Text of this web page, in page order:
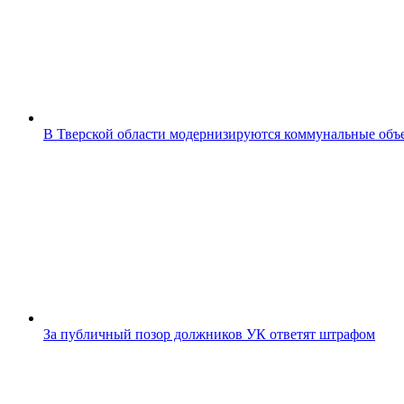
В Тверской области модернизируются коммунальные
За публичный позор должников УК ответят штрафом